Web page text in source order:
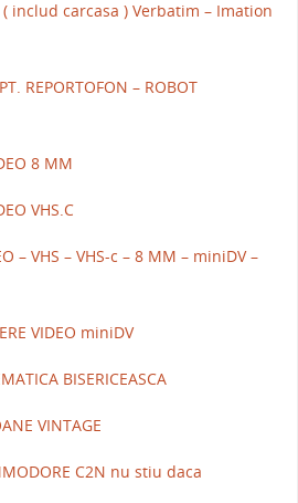
includ carcasa ) Verbatim – Imation
REPORTOFON – ROBOT
8 MM
VHS.C
– VHS – VHS-c – 8 MM – miniDV –
VIDEO miniDV
BISERICEASCA
VINTAGE
C2N nu stiu daca